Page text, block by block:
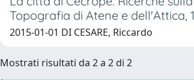
Topografia di Atene e dell'Attica,
2015-01-01 DI CESARE, Riccardo
Mostrati risultati da 2 a 2 di 2